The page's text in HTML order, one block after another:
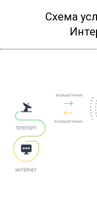
Схема